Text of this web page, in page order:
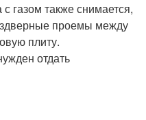
газом также снимается,
проемы между
плиту.
отдать